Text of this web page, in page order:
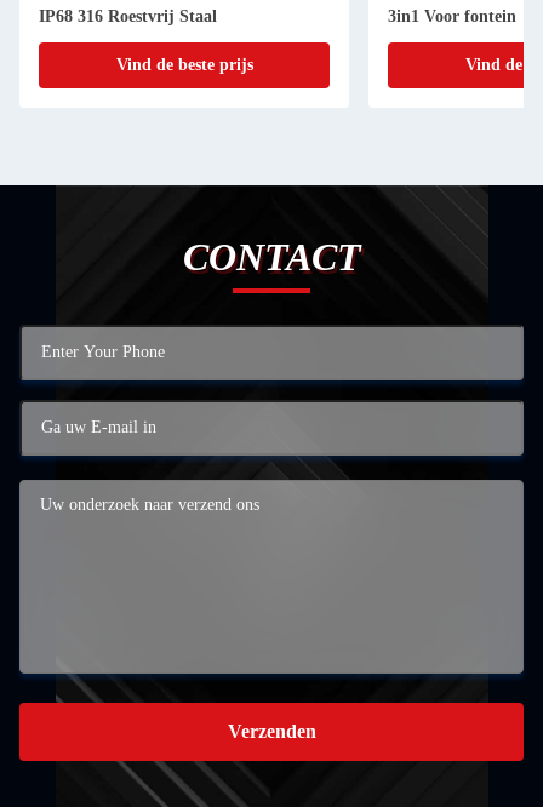
IP68 316 Roestvrij Staal
Vind de beste prijs
3in1 Voor fontein
Vind de
CONTACT
Verzenden